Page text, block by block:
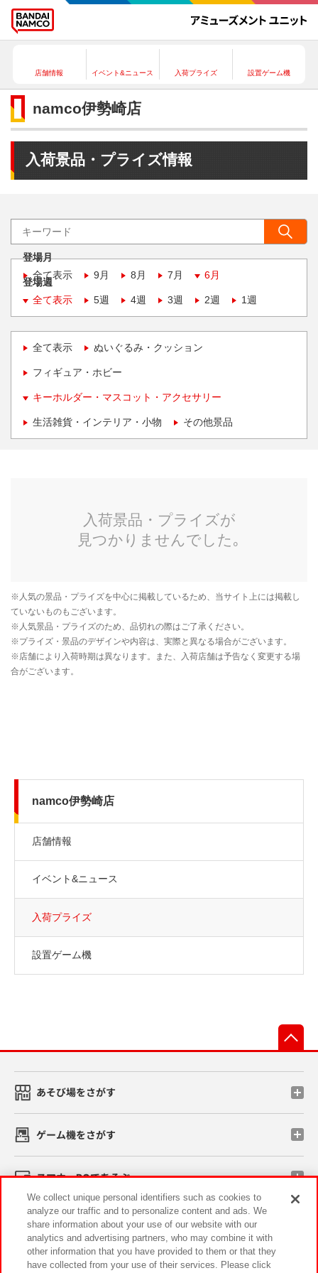
店舗情報 イベント&ニュース 入荷プライズ 設置ゲーム機
namco伊勢崎店
入荷景品・プライズ情報
登場月
全て表示
9月 8月 7月 6月
登場週
全て表示
5週 4週 3週 2週 1週
全て表示 ぬいぐるみ・クッション
フィギュア・ホビー
キーホルダー・マスコット・アクセサリー
生活雑貨・インテリア・小物 その他景品
namco伊勢崎店
店舗情報
イベント&ニュース
入荷プライズ
設置ゲーム機
あそび場をさがす
ゲーム機をさがす
スマホ・PCであそぶ
イベント・キャンペーン
We collect unique personal identifiers such as cookies to
analyze our traffic and to personalize content and ads. We
share information about your use of our website with our
analytics and advertising partners, who may combine it with
other information that you have provided to them or that they
have collected from your use of their services. Please click